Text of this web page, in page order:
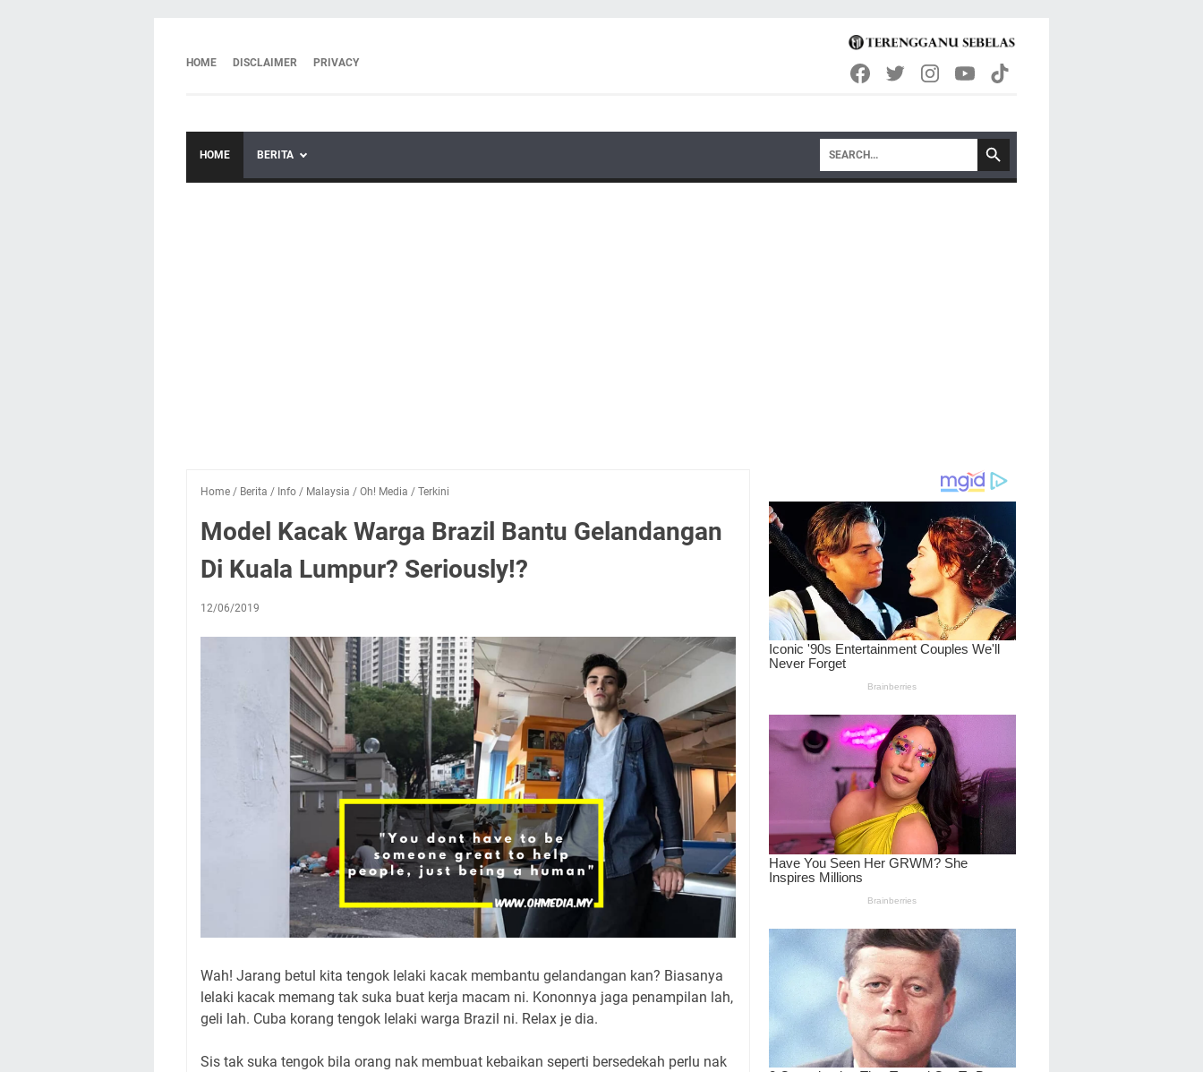
HOME DISCLAIMER PRIVACY
HOME BERITA
Home / Berita / Info / Malaysia / Oh! Media / Terkini
Model Kacak Warga Brazil Bantu Gelandangan
Di Kuala Lumpur? Seriously!?
12/06/2019
Wah! Jarang betul kita tengok lelaki kacak membantu gelandangan kan? Biasanya
lelaki kacak memang tak suka buat kerja macam ni. Kononnya jaga penampilan lah,
geli lah. Cuba korang tengok lelaki warga Brazil ni. Relax je dia.
Sis tak suka tengok bila orang nak membuat kebaikan seperti bersedekah perlu nak